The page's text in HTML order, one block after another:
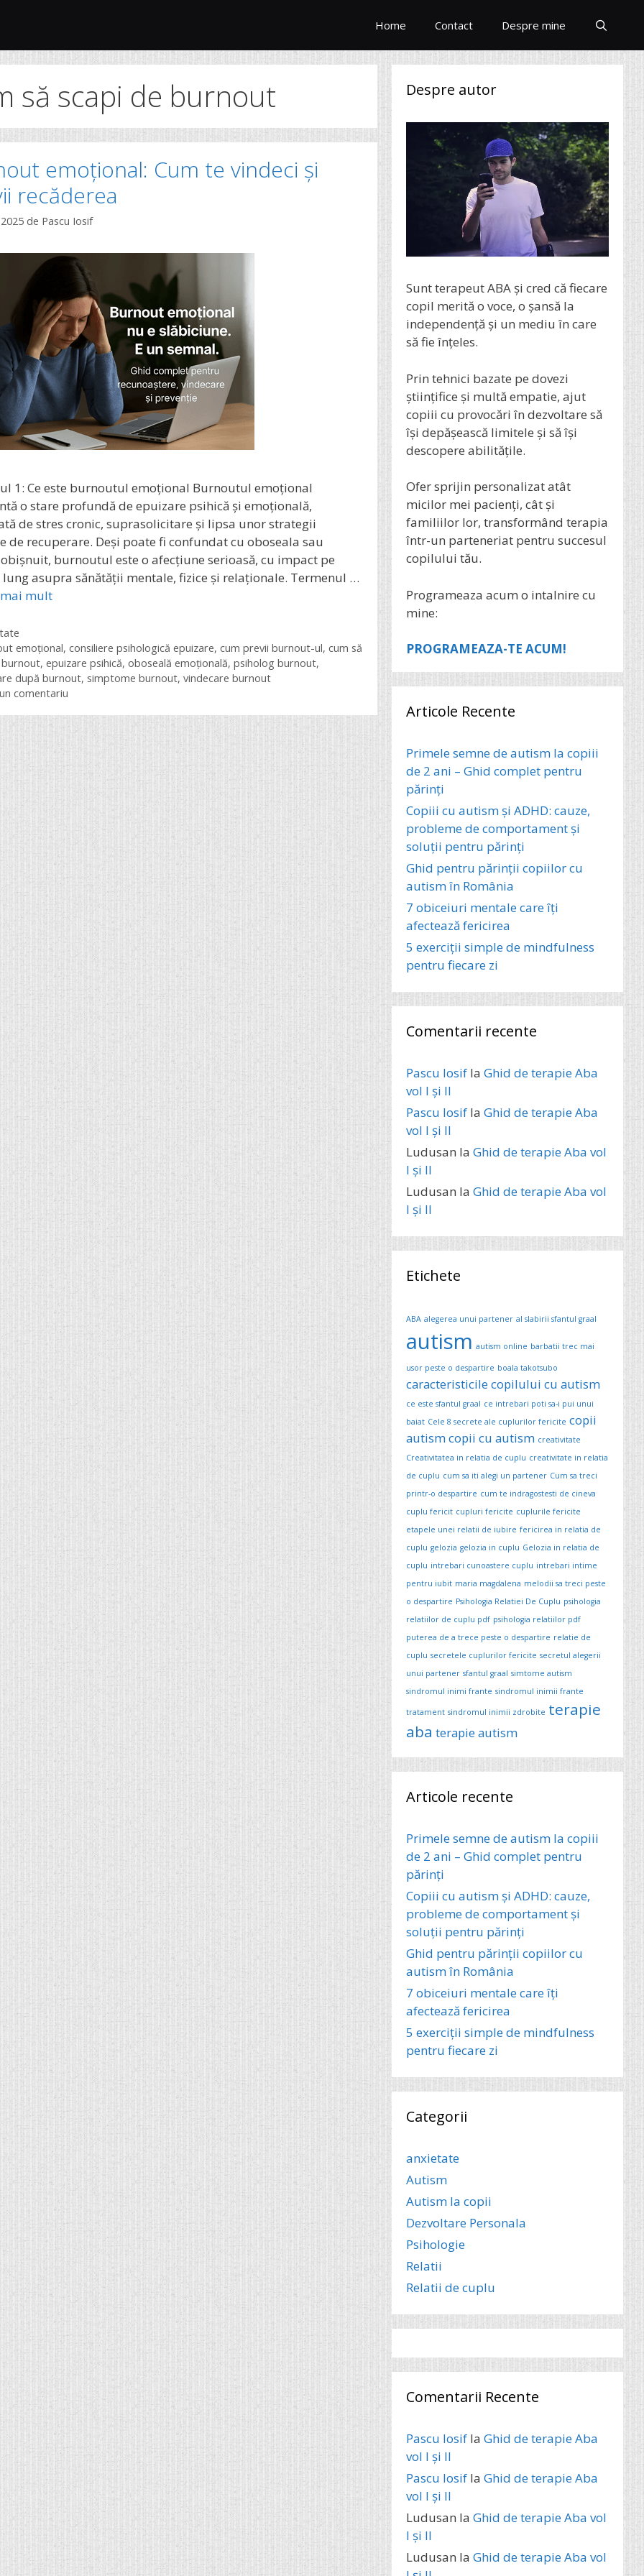
Home Contact Despre mine
să scapi de burnout
emoțional: Cum te vindeci și
recăderea
de Pascu Iosif
1: Ce este burnoutul emoțional Burnoutul emoțional
o stare profundă de epuizare psihică și emoțională,
de stres cronic, suprasolicitare și lipsa unor strategii
de recuperare. Deși poate fi confundat cu oboseala sau
burnoutul este o afecțiune serioasă, cu impact pe
asupra sănătății mentale, fizice și relaționale. Termenul …
mult
emoțional,consiliere psihologică epuizare,cum previi burnout-ul,cum să
burnout, epuizare psihică, oboseală emoțională, psiholog burnout,
după burnout, simptome burnout, vindecare burnout
comentariu
Despre autor
Sunt terapeut ABA și cred că fiecare
copil merită o voce, o șansă la
independență și un mediu în care
să fie înțeles.
Prin tehnici bazate pe dovezi
științifice și multă empatie, ajut
copiii cu provocări în dezvoltare să
își depășească limitele și să își
descopere abilitățile.
Ofer sprijin personalizat atât
micilor mei pacienți, cât și
familiilor lor, transformând terapia
într-un parteneriat pentru succesul
copilului tău.
Programeaza acum o intalnire cu
mine:
PROGRAMEAZA-TE ACUM!
Articole Recente
Primele semne de autism la copiii
de 2 ani – Ghid complet pentru
părinți
Copiii cu autism și ADHD: cauze,
probleme de comportament și
soluții pentru părinți
Ghid pentru părinții copiilor cu
autism în România
7 obiceiuri mentale care îți
afectează fericirea
5 exerciții simple de mindfulness
pentru fiecare zi
Comentarii recente
Pascu Iosif laGhid de terapie Aba
vol I și II
Pascu Iosif laGhid de terapie Aba
vol I și II
Ludusan laGhid de terapie Aba vol
I și II
Ludusan laGhid de terapie Aba vol
I și II
Etichete
ABA alegerea unui partener al slabirii sfantul graal
autism autism online barbatii trec mai
usor peste o despartire boala takotsubo
caracteristicile copilului cu autism
ce este sfantul graal ce intrebari poti sa-i pui unui
baiat Cele 8 secrete ale cuplurilor fericite copii
autismcopii cu autism creativitate
Creativitatea in relatia de cuplu creativitate in relatia
de cuplu cum sa iti alegi un partener Cum sa treci
printr-o despartire cum te indragostesti de cineva
cuplu fericit cupluri fericite cuplurile fericite
etapele unei relatii de iubire fericirea in relatia de
cuplu gelozia gelozia in cuplu Gelozia in relatia de
cuplu intrebari cunoastere cuplu intrebari intime
pentru iubit maria magdalena melodii sa treci peste
o despartire Psihologia Relatiei De Cuplu psihologia
relatiilor de cuplu pdf psihologia relatiilor pdf
puterea de a trece peste o despartire relatie de
cuplu secretele cuplurilor fericite secretul alegerii
unui partener sfantul graal simtome autism
sindromul inimi frante sindromul inimii frante
tratament sindromul inimii zdrobite terapie
aba terapie autism
Articole recente
Primele semne de autism la copiii
de 2 ani – Ghid complet pentru
părinți
Copiii cu autism și ADHD: cauze,
probleme de comportament și
soluții pentru părinți
Ghid pentru părinții copiilor cu
autism în România
7 obiceiuri mentale care îți
afectează fericirea
5 exerciții simple de mindfulness
pentru fiecare zi
Categorii
anxietate
Autism
Autism la copii
Dezvoltare Personala
Psihologie
Relatii
Relatii de cuplu
Comentarii Recente
Pascu Iosif laGhid de terapie Aba
vol I și II
Pascu Iosif laGhid de terapie Aba
vol I și II
Ludusan laGhid de terapie Aba vol
I și II
Ludusan laGhid de terapie Aba vol